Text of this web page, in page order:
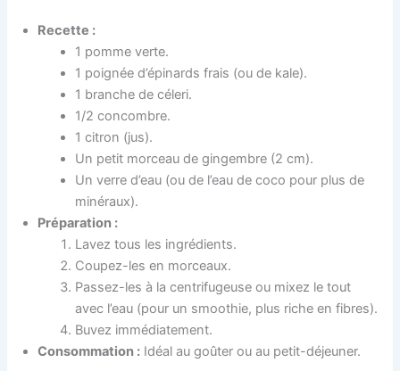
Recette :
1 pomme verte.
1 poignée d’épinards frais (ou de kale).
1 branche de céleri.
1/2 concombre.
1 citron (jus).
Un petit morceau de gingembre (2 cm).
Un verre d’eau (ou de l’eau de coco pour plus de
minéraux).
Préparation :
Lavez tous les ingrédients.
Coupez-les en morceaux.
Passez-les à la centrifugeuse ou mixez le tout
avec l’eau (pour un smoothie, plus riche en fibres).
Buvez immédiatement.
Consommation : Idéal au goûter ou au petit-déjeuner.